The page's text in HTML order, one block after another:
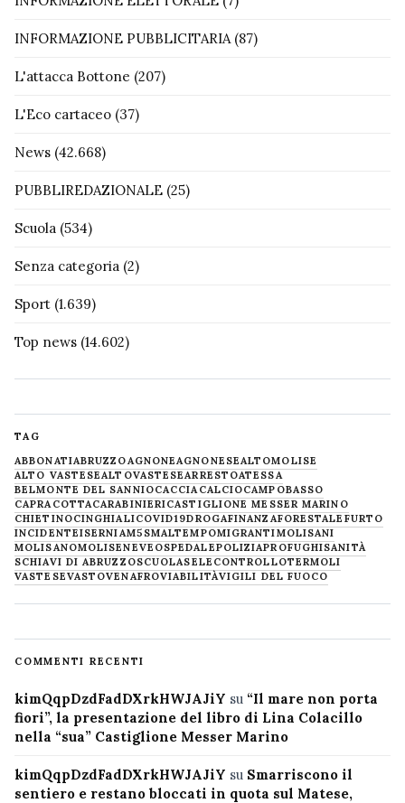
INFORMAZIONE PUBBLICITARIA(87)
L'attacca Bottone (207)
L'Eco cartaceo (37)
News (42.668)
PUBBLIREDAZIONALE (25)
Scuola (534)
Senza categoria (2)
Sport (1.639)
Top news (14.602)
TAG
ABBONATIABRUZZOAGNONEAGNONESEALTOMOLISE
ALTO VASTESEALTOVASTESEARRESTOATESSA
BELMONTE DEL SANNIOCACCIACALCIOCAMPOBASSO
CAPRACOTTACARABINIERICASTIGLIONE MESSER MARINO
CHIETINOCINGHIALICOVID19DROGAFINANZAFORESTALE FURTO
INCIDENTEISERNIAM5SMALTEMPOMIGRANTIMOLISANI
MOLISANOMOLISENEVE OSPEDALEPOLIZIAPROFUGHISANITÀ
SCHIAVI DI ABRUZZOSCUOLASELECONTROLLOTERMOLI
VASTESEVASTOVENAFROVIABILITÀVIGILI DEL FUOCO
COMMENTI RECENTI
kimQqpDzdFadDXrkHWJAJiY su “Il mare non porta
fiori”, la presentazione del libro di Lina Colacillo
nella “sua” Castiglione Messer Marino
kimQqpDzdFadDXrkHWJAJiY su Smarriscono il
sentiero e restano bloccati in quota sul Matese,